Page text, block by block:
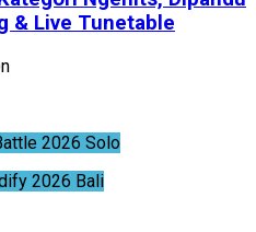
& Live Tunetable
2026 Solo
2026 Bali